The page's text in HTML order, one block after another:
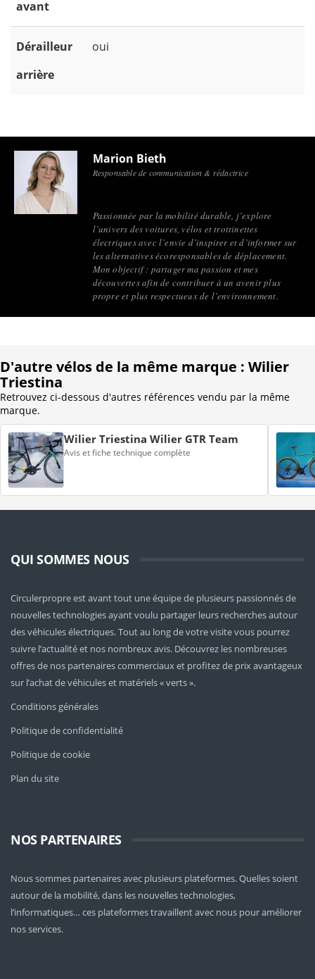
avant
Dérailleur
arrière
oui
Marion Bieth
Responsable de communication & rédactrice
Passionnée par la mobilité durable, j’explore
l’univers des voitures, vélos et trottinettes
électriques avec l’envie d’inspirer et d’informer sur
les alternatives écoresponsables de déplacement.
Mon objectif : partager ma passion et mes
découvertes afin de contribuer à un avenir plus
propre et plus respectueux de l’environnement.
D'autre vélos de la même marque : Wilier
Triestina
Retrouvez ci-dessous d'autres références vendu par la même
marque.
Wilier Triestina Wilier GTR Team
Avis et fiche technique complète
QUI SOMMES NOUS
Circulerpropre est avant tout une équipe de plusieurs passionnés de
nouvelles technologies ayant voulu partager leurs recherches autour
des véhicules électriques. Tout au long de votre visite vous pourrez
suivre l’actualité et nos nombreux avis. Découvrez les nombreuses
offres de nos partenaires commerciaux et profitez de prix avantageux
sur l’achat de véhicules et matériels « verts ».
Conditions générales
Politique de confidentialité
Politique de cookie
Plan du site
NOS PARTENAIRES
Nous sommes partenaires avec plusieurs plateformes. Quelles soient
autour de la mobilité, dans les nouvelles technologies,
l’informatiques… ces plateformes travaillent avec nous pour améliorer
nos services.